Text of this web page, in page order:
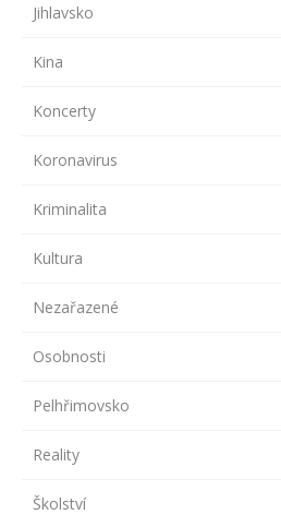
Jihlavsko
Kina
Koncerty
Koronavirus
Kriminalita
Kultura
Nezařazené
Osobnosti
Pelhřimovsko
Reality
Školství